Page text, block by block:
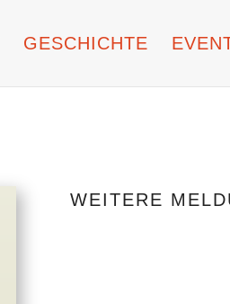
GESCHICHTE
WEITERE